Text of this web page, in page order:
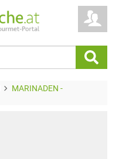
MARINADEN -